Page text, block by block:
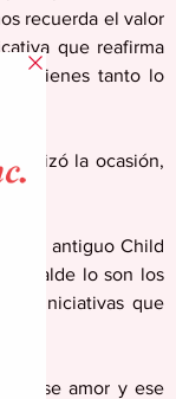
recuerda el valor
que reafirma
a quienes tanto lo
la ocasión,
el antiguo Child
alcalde lo son los
e iniciativas que
ese amor y ese